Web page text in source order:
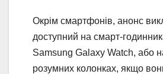
Окрім смартфонів, анонс
доступний на смарт-
Samsung Galaxy Watch, або
розумних колонках, якщо